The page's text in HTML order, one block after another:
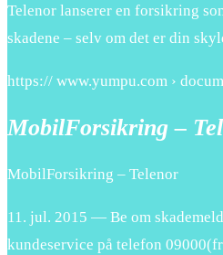
Telenor lanserer en forsikring
skadene – selv om det er din
https:// www.yumpu.com ›
MobilForsikring –
MobilForsikring – Telenor
11. jul. 2015 — Be om
kundeservice på telefon